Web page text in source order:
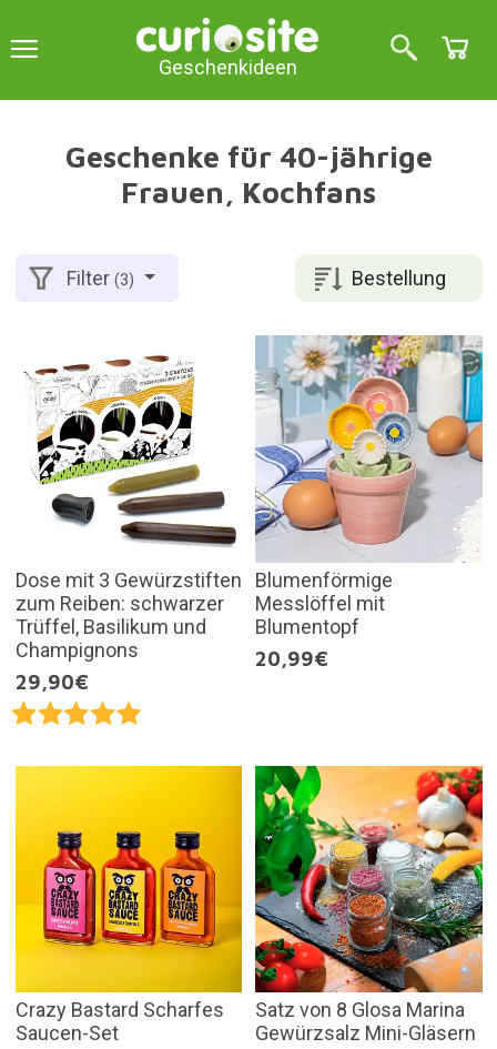
Geschenkideen
Geschenke für 40-jährige
Frauen, Kochfans
Bestellung
Filter(3)
Dose mit 3 Gewürzstiften
zum Reiben: schwarzer
Trüffel, Basilikum und
Champignons
29,90€
Blumenförmige
Messlöffel mit
Blumentopf
20,99€
Crazy Bastard Scharfes
Saucen-Set
Satz von 8 Glosa Marina
Gewürzsalz Mini-Gläsern